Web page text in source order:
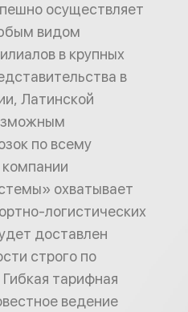
осуществляет
видом
в крупных
в
Латинской
по всему
охватывает
логистических
доставлен
строго по
тарифная
ведение